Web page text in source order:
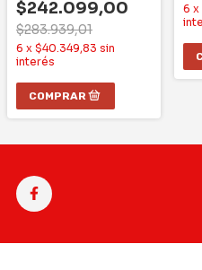
$242.099,00
$283.939,01
6 x $40.349,83 sin
interés
6 x